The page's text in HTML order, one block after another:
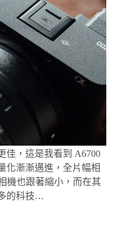
佳，這是我看到 A6700
化漸漸邁進，全片幅相
機也跟著縮小，而在其
的科技…